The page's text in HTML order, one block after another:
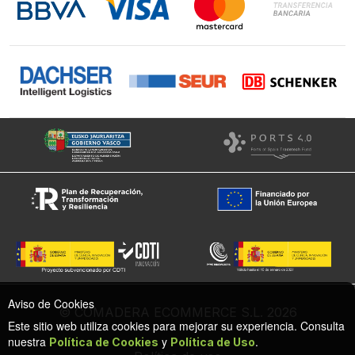
Facebook
© COMADERA ECOMMERCE S.L. 2026
Aviso de Cookies
Este sitio web utiliza cookies para mejorar su experiencia. Consulta
nuestra Política de Cookies y Política de Uso.